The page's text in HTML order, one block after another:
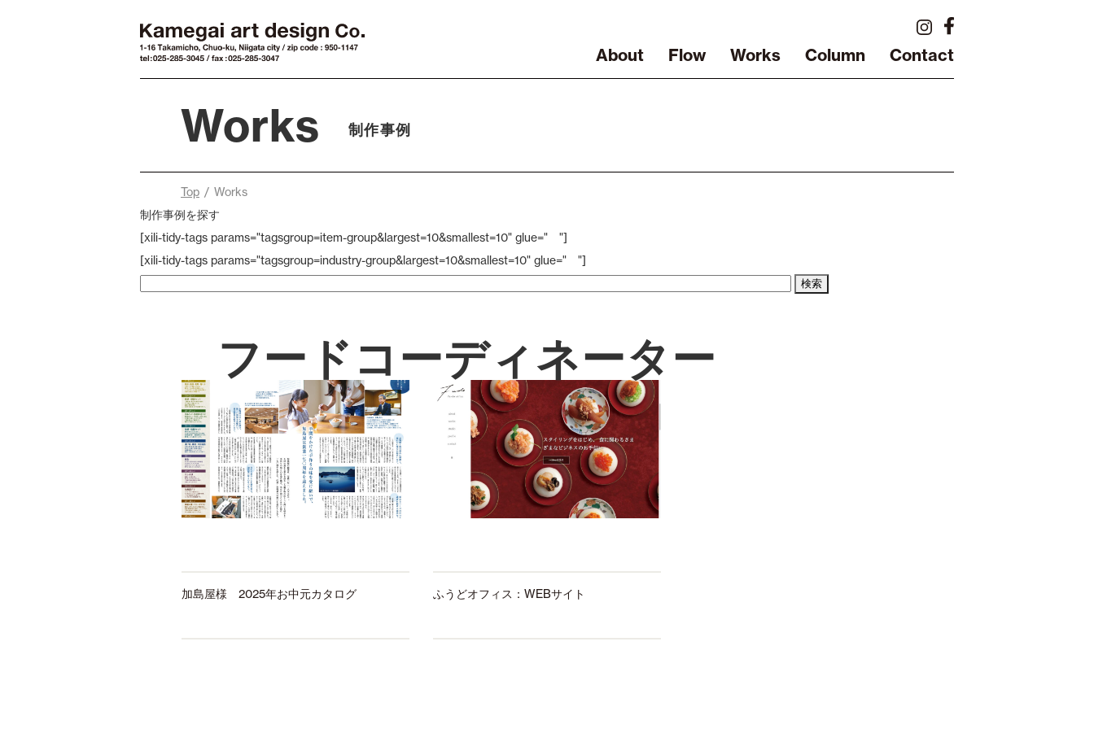
About Flow Works Column Contact
Works 制作事例
Top / Works
制作事例を探す
[xili-tidy-tags params="tagsgroup=item-group&largest=10&smallest=10" glue=" "]
[xili-tidy-tags params="tagsgroup=industry-group&largest=10&smallest=10" glue=" "]
フードコーディネーター
加島屋様 2025年お中元カタログ ふうどオフィス：WEBサイト